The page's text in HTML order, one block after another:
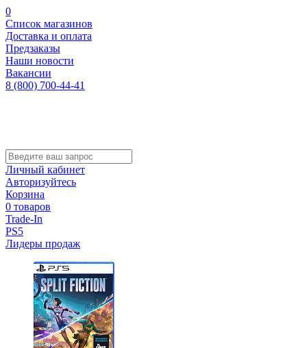
0
Список магазинов
Доставка и оплата
Предзаказы
Наши новости
Вакансии
8 (800) 700-44-41
Личный кабинет
Авторизуйтесь
Корзина
0 товаров
Trade-In
PS5
Лидеры продаж